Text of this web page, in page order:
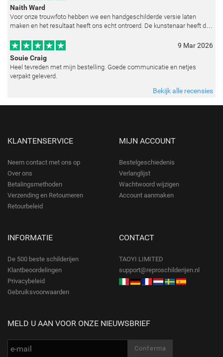
Naith Ward
Voor onze trouwfoto hebben we een handgeschilderde versie laten
maken en het resultaat heeft ons echt ontroerd. De kunstenaar heeft de
9 Mar 2026
Souie Craig
Heel tevreden met mijn bestelling. Goede communicatie en netjes
verpakt geleverd.
Bekijk alle recensies
KLANTENSERVICE
Neem contact met ons op
Over ons
Betalingsmethoden
Verzending en Retourneren
Retourbeleid
MIJN ACCOUNT
Bestelgeschiedenis
Verlanglijst
Wachtwoord wijzigen
Account aanmaken
INFORMATIE
De 500 beste schilderijen
Klantbeoordelingen
Privacybeleid
Gebruiksvoorwaarden
CONTACT
TAOYI LIMITED
support@reproschilderijen.nl
MELD U AAN VOOR ONZE NIEUWSBRIEF